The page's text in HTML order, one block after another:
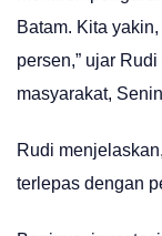
Batam. Kita
persen,” ujar
masyarakat,
Rudi
terlepas dengan